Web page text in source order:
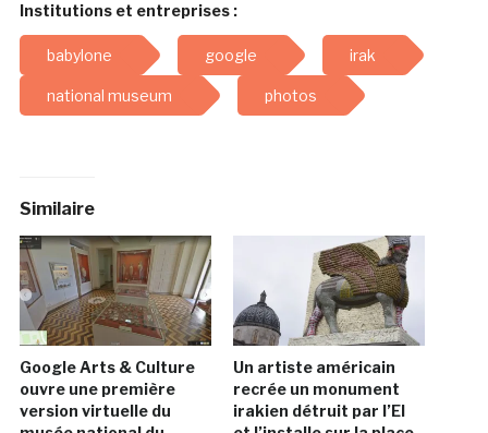
Institutions et entreprises :
babylone google irak
national museum photos
Similaire
Google Arts & Culture
ouvre une première
version virtuelle du
Un artiste américain
recrée un monument
irakien détruit par l’EI